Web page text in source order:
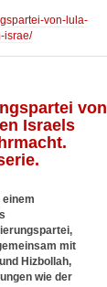
von-lula-
israe/
von
Israels
mit
Hizbollah,
wie der